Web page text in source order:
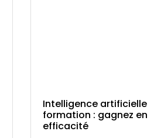
Intelligence artificielle
formation : gagnez en
efficacité